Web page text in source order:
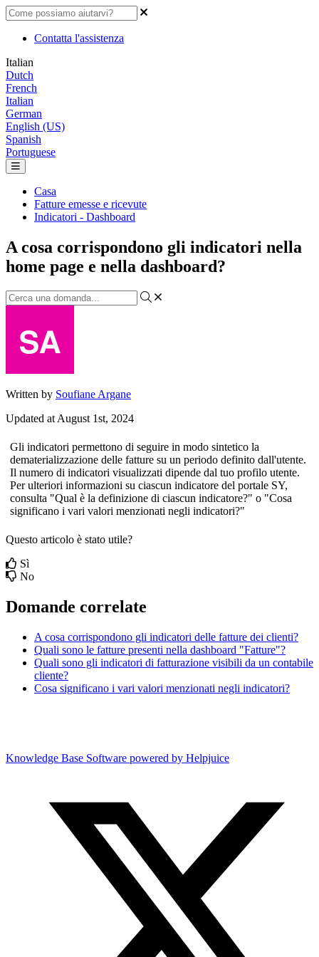
Contatta l'assistenza
Italian
Dutch
French
Italian
German
English (US)
Spanish
Portuguese
Casa
Fatture emesse e ricevute
Indicatori - Dashboard
A cosa corrispondono gli indicatori nella
home page e nella dashboard?
Written by Soufiane Argane
Updated at August 1st, 2024
Gli indicatori permettono di seguire in modo sintetico la
dematerializzazione delle fatture su un periodo definito dall'utente.
Il numero di indicatori visualizzati dipende dal tuo profilo utente.
Per ulteriori informazioni su ciascun indicatore del portale SY,
consulta "Qual è la definizione di ciascun indicatore?" o "Cosa
significano i vari valori menzionati negli indicatori?"
Questo articolo è stato utile?
Sì
No
Domande correlate
A cosa corrispondono gli indicatori delle fatture dei clienti?
Quali sono le fatture presenti nella dashboard "Fatture"?
Quali sono gli indicatori di fatturazione visibili da un contabile
cliente?
Cosa significano i vari valori menzionati negli indicatori?
Knowledge Base Software powered by Helpjuice